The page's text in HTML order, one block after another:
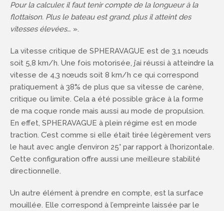
Pour la calculer, il faut tenir compte de la longueur à la
flottaison. Plus le bateau est grand, plus il atteint des
vitesses élevées… ».
La vitesse critique de SPHERAVAGUE est de 3,1 nœuds
soit 5,8 km/h. Une fois motorisée, j’ai réussi à atteindre la
vitesse de 4,3 nœuds soit 8 km/h ce qui correspond
pratiquement à 38% de plus que sa vitesse de carène,
critique ou limite. Cela a été possible grâce à la forme
de ma coque ronde mais aussi au mode de propulsion.
En effet, SPHERAVAGUE à plein régime est en mode
traction. C’est comme si elle était tirée légèrement vers
le haut avec angle d’environ 25° par rapport à l’horizontale.
Cette configuration offre aussi une meilleure stabilité
directionnelle.
Un autre élément à prendre en compte, est la surface
mouillée. Elle correspond à l’empreinte laissée par le